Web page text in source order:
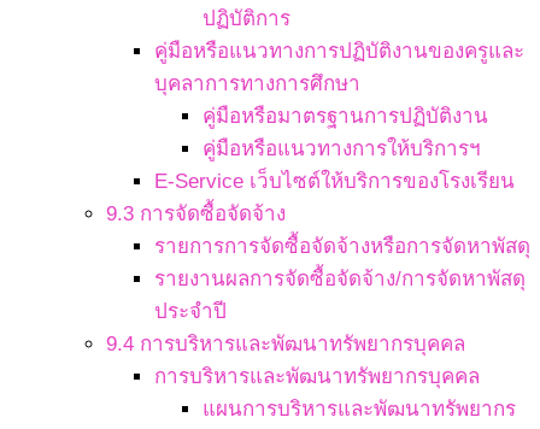
ปฏิบัติการ
คู่มือหรือแนวทางการปฏิบัติงานของครูและ
บุคลาการทางการศึกษา
คู่มือหรือมาตรฐานการปฏิบัติงาน
คู่มือหรือแนวทางการให้บริการฯ
E-Service เว็บไซต์ให้บริการของโรงเรียน
9.3 การจัดซื้อจัดจ้าง
รายการการจัดซื้อจัดจ้างหรือการจัดหาพัสดุ
รายงานผลการจัดซื้อจัดจ้าง/การจัดหาพัสดุ
ประจำปี
9.4 การบริหารและพัฒนาทรัพยากรบุคคล
การบริหารและพัฒนาทรัพยากรบุคคล
แผนการบริหารและพัฒนาทรัพยากร